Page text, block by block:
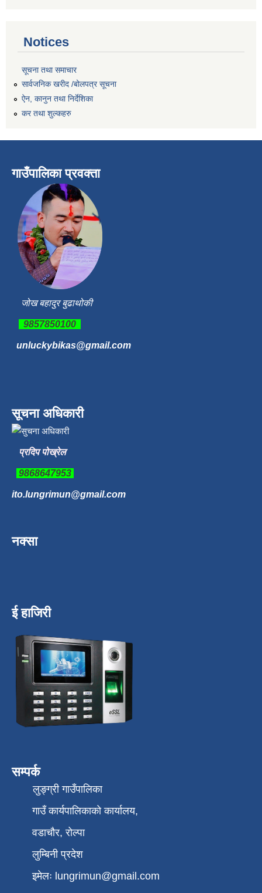
Notices
सूचना तथा समाचार
सार्वजनिक खरीद /बोलपत्र सूचना
ऐन, कानुन तथा निर्देशिका
कर तथा शुल्कहरु
गाउँपालिका प्रवक्ता
जोख बहादुर बुढाथोकी
9857850100
unluckybikas@gmail.com
सूचना अधिकारी
प्रदिप पोख्रेल
9868647953
ito.lungrimun@gmail.com
नक्सा
ई हाजिरी
सम्पर्क
लुङ्ग्री गाउँपालिका
गाउँ कार्यपालिकाको कार्यालय,
वडाचौर, रोल्पा
लुम्बिनी प्रदेश
इमेलः lungrimun@gmail.com